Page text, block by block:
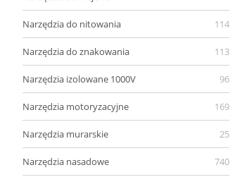
Narzędzia do nitowania 114
Narzędzia do znakowania 113
Narzędzia izolowane 1000V 96
Narzędzia motoryzacyjne 169
Narzędzia murarskie 25
Narzędzia nasadowe 740